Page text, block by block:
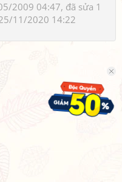
2009 04:47, đã sửa 1
11/2020 14:22